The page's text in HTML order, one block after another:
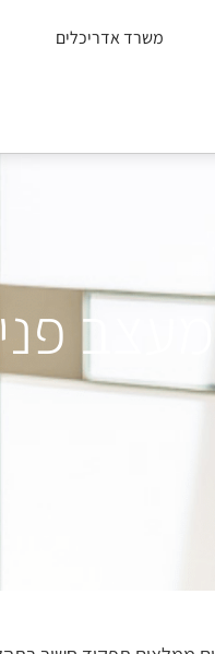
משרד אדריכלים